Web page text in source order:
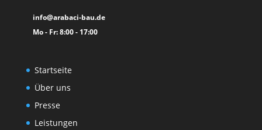
info@arabaci-bau.de
Mo - Fr: 8:00 - 17:00
Startseite
Über uns
Presse
Leistungen